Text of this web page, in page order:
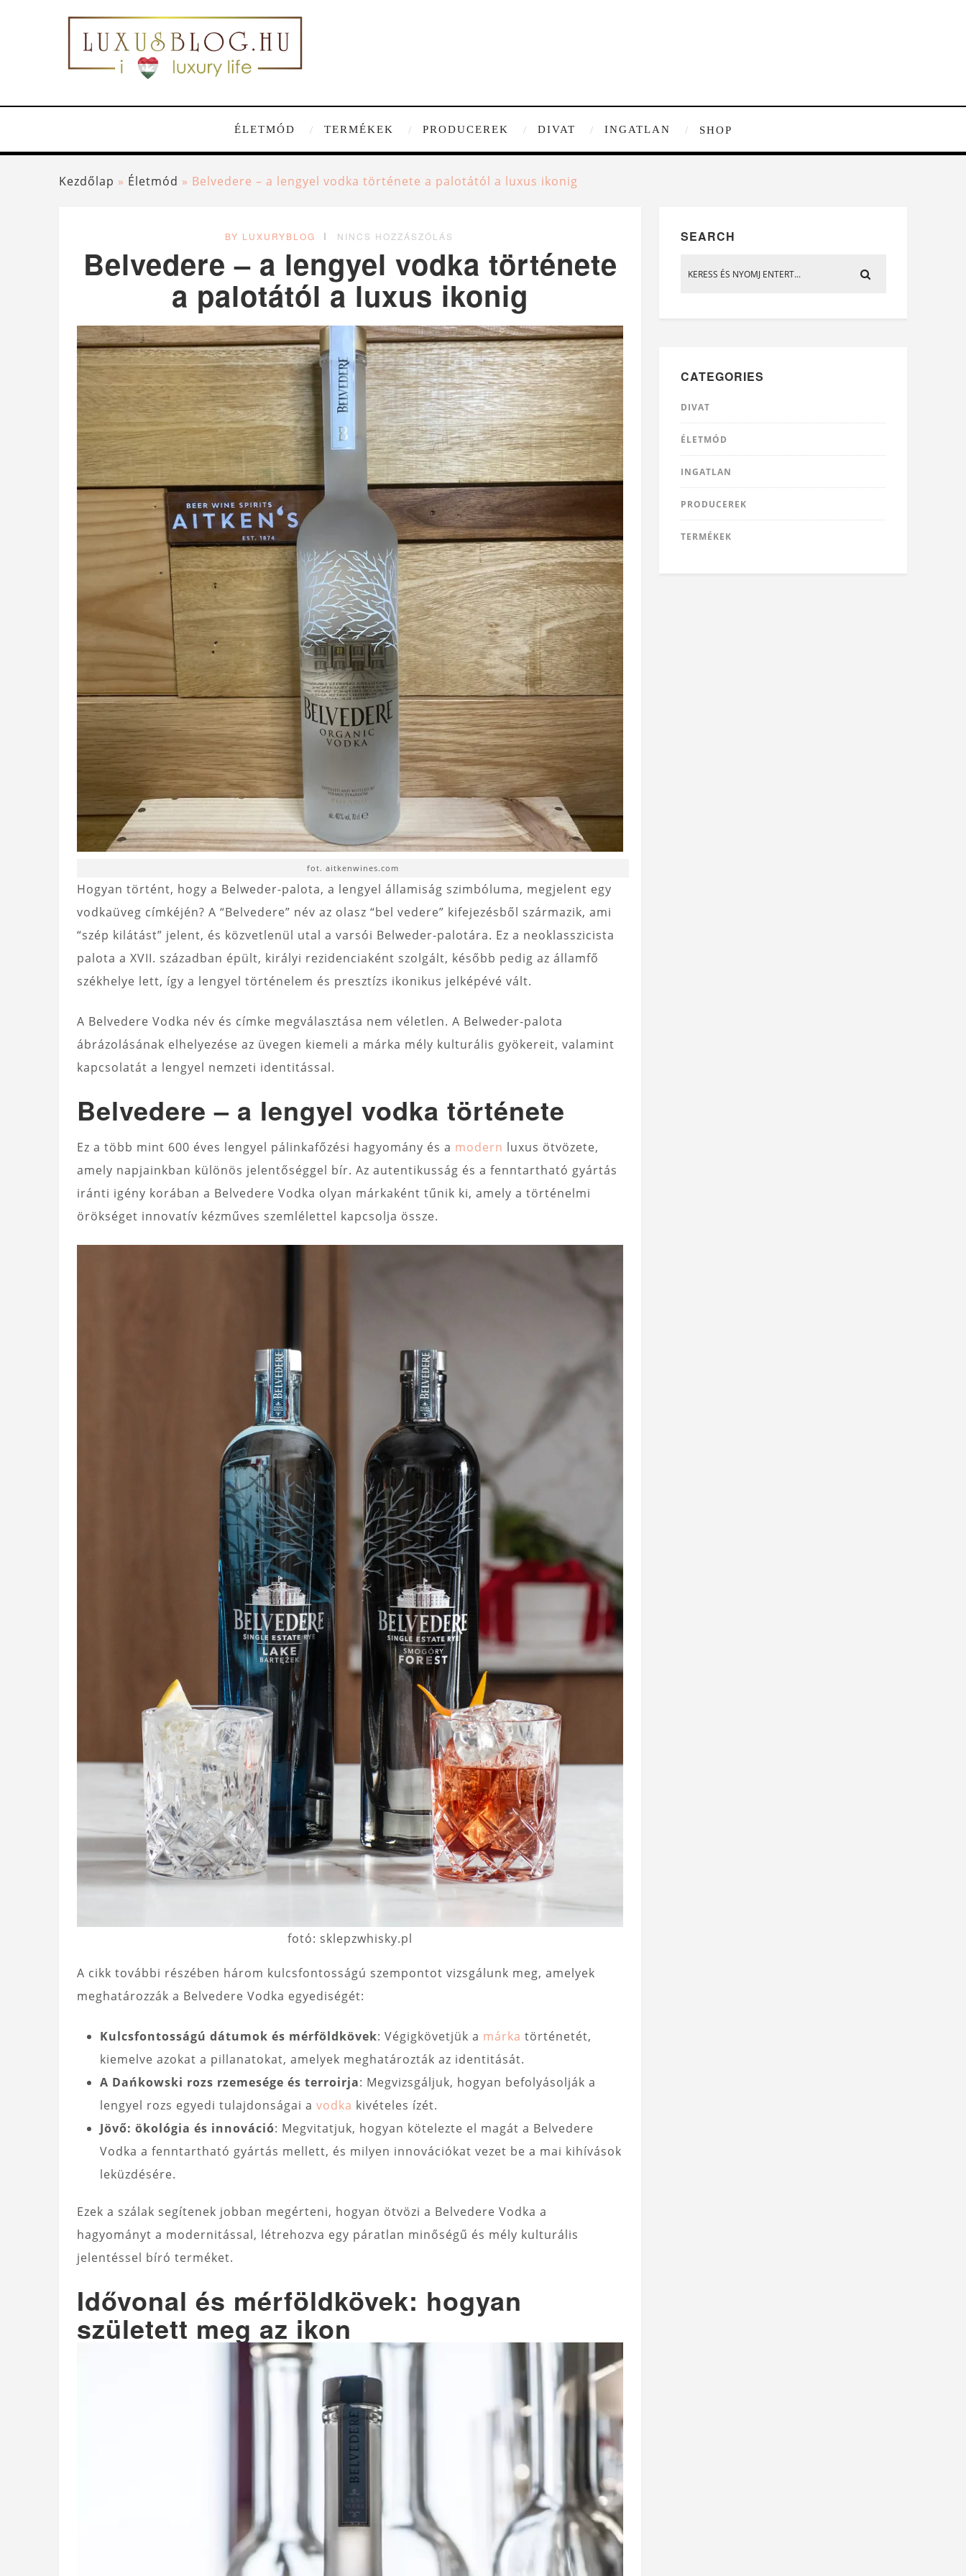
ÉLETMÓD TERMÉKEK PRODUCEREK DIVAT INGATLAN SHOP
Kezdőlap » Életmód » Belvedere – a lengyel vodka története a palotától a luxus ikonig
BY LUXURYBLOG NINCS HOZZÁSZÓLÁS
Belvedere – a lengyel vodka története
a palotától a luxus ikonig
fot. aitkenwines.com
Hogyan történt, hogy a Belweder-palota, a lengyel államiság szimbóluma, megjelent egy
vodkaüveg címkéjén? A “Belvedere” név az olasz “bel vedere” kifejezésből származik, ami
“szép kilátást” jelent, és közvetlenül utal a varsói Belweder-palotára. Ez a neoklasszicista
palota a XVII. században épült, királyi rezidenciaként szolgált, később pedig az államfő
székhelye lett, így a lengyel történelem és presztízs ikonikus jelképévé vált.
A Belvedere Vodka név és címke megválasztása nem véletlen. A Belweder-palota
ábrázolásának elhelyezése az üvegen kiemeli a márka mély kulturális gyökereit, valamint
kapcsolatát a lengyel nemzeti identitással.
Belvedere – a lengyel vodka története
Ez a több mint 600 éves lengyel pálinkafőzési hagyomány és a modern luxus ötvözete,
amely napjainkban különös jelentőséggel bír. Az autentikusság és a fenntartható gyártás
iránti igény korában a Belvedere Vodka olyan márkaként tűnik ki, amely a történelmi
örökséget innovatív kézműves szemlélettel kapcsolja össze.
fotó: sklepzwhisky.pl
A cikk további részében három kulcsfontosságú szempontot vizsgálunk meg, amelyek
meghatározzák a Belvedere Vodka egyediségét:
Kulcsfontosságú dátumok és mérföldkövek: Végigkövetjük a márka történetét,
kiemelve azokat a pillanatokat, amelyek meghatározták az identitását.
A Dańkowski rozs rzemesége és terroirja: Megvizsgáljuk, hogyan befolyásolják a
lengyel rozs egyedi tulajdonságai a vodka kivételes ízét.
Jövő: ökológia és innováció: Megvitatjuk, hogyan kötelezte el magát a Belvedere
Vodka a fenntartható gyártás mellett, és milyen innovációkat vezet be a mai kihívások
leküzdésére.
Ezek a szálak segítenek jobban megérteni, hogyan ötvözi a Belvedere Vodka a
hagyományt a modernitással, létrehozva egy páratlan minőségű és mély kulturális
jelentéssel bíró terméket.
Idővonal és mérföldkövek: hogyan
született meg az ikon
SEARCH
CATEGORIES
DIVAT
ÉLETMÓD
INGATLAN
PRODUCEREK
TERMÉKEK